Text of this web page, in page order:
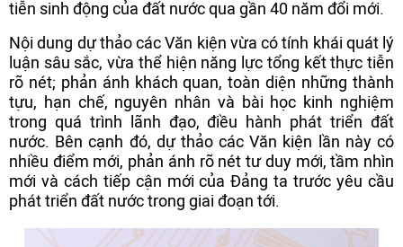
tiễn sinh động của đất nước qua gần 40 năm đổi mới.
Nội dung dự thảo các Văn kiện vừa có tính khái quát lý
luận sâu sắc, vừa thể hiện năng lực tổng kết thực tiễn
rõ nét; phản ánh khách quan, toàn diện những thành
tựu, hạn chế, nguyên nhân và bài học kinh nghiệm
trong quá trình lãnh đạo, điều hành phát triển đất
nước. Bên cạnh đó, dự thảo các Văn kiện lần này có
nhiều điểm mới, phản ánh rõ nét tư duy mới, tầm nhìn
mới và cách tiếp cận mới của Đảng ta trước yêu cầu
phát triển đất nước trong giai đoạn tới.